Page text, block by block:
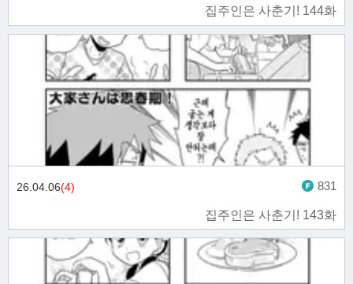
집주인은 사춘기! 144화
집주인은 사춘기! 143화
26.04.06(4) 831